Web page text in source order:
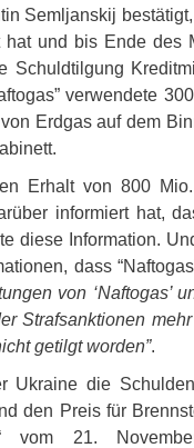
Semljanskij
und bis Ende
Schuldtilgung
verwendete
Erdgas auf dem
Erhalt von 800
informiert hat,
diese Information.
dass
von ‘Naftogas’
Strafsanktionen
getilgt worden”.
Ukraine die
den Preis für
vom 21.